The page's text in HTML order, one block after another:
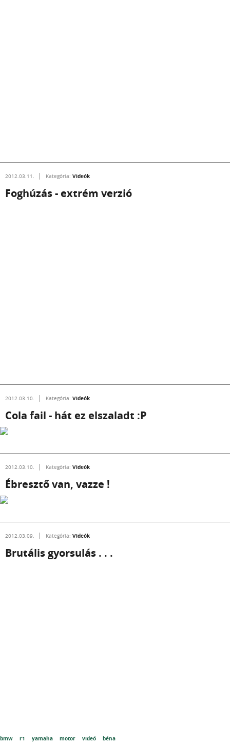
2012.03.11. Kategória: Videók
Foghúzás - extrém verzió
2012.03.10. Kategória: Videók
Cola fail - hát ez elszaladt :P
2012.03.10. Kategória: Videók
Ébresztő van, vazze !
2012.03.09. Kategória: Videók
Brutális gyorsulás . . .
bmw r1 yamaha motor videó béna